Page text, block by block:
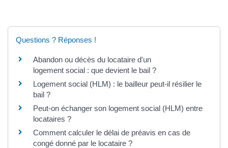
Questions ? Réponses !
Abandon ou décès du locataire d'un
logement social : que devient le bail ?
Logement social (HLM) : le bailleur peut-il résilier le
bail ?
Peut-on échanger son logement social (HLM) entre
locataires ?
Comment calculer le délai de préavis en cas de
congé donné par le locataire ?